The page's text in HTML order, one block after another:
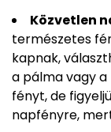
Közvetlen
természetes
kapnak,
a pálma vagy a
fényt, de
napfényre,